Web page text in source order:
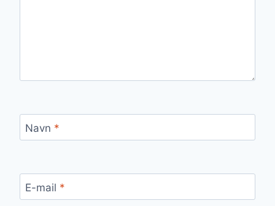
Navn *
E-mail *